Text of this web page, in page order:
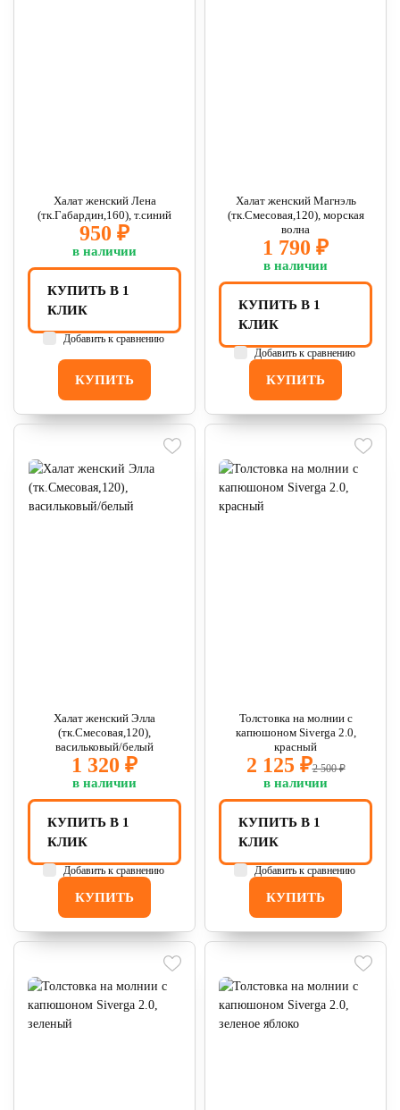
Халат женский Лена
(тк.Габардин,160), т.синий
950 ₽
в наличии
КУПИТЬ
КУПИТЬ В 1
КЛИК
Добавить к сравнению
Халат женский Магнэль
(тк.Смесовая,120), морская
волна
1 790 ₽
в наличии
КУПИТЬ
КУПИТЬ В 1
КЛИК
Добавить к сравнению
Халат женский Элла
(тк.Смесовая,120),
васильковый/белый
1 320 ₽
в наличии
КУПИТЬ
КУПИТЬ В 1
КЛИК
Добавить к сравнению
Толстовка на молнии с
капюшоном Siverga 2.0,
красный
2 125 ₽2 500 ₽
в наличии
КУПИТЬ
КУПИТЬ В 1
КЛИК
Добавить к сравнению